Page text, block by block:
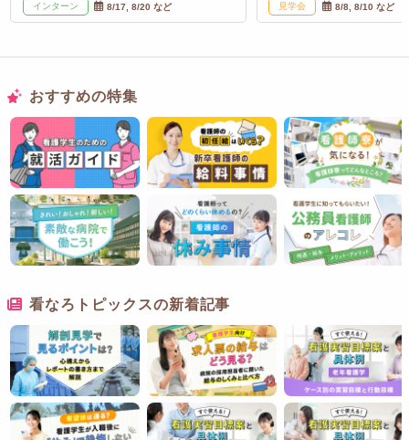
インターン 8/17, 8/20 など 見学会 8/8, 8/10 など
おすすめの特集
看なろトピックスの新着記事